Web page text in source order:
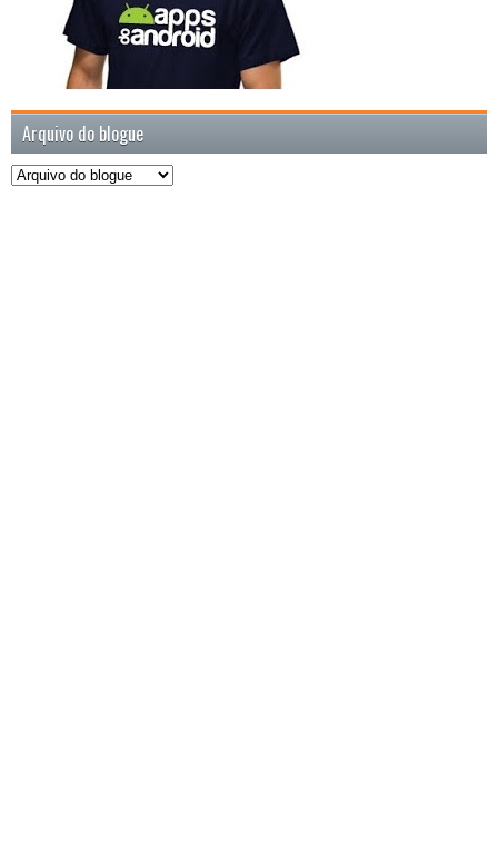
Arquivo do blogue